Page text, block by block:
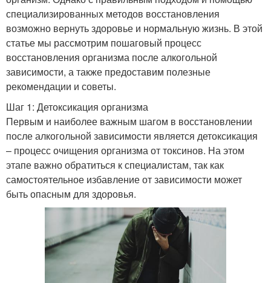
специализированных методов восстановления
возможно вернуть здоровье и нормальную жизнь. В этой
статье мы рассмотрим пошаговый процесс
восстановления организма после алкогольной
зависимости, а также предоставим полезные
рекомендации и советы.
Шаг 1: Детоксикация организма
Первым и наиболее важным шагом в восстановлении
после алкогольной зависимости является детоксикация
– процесс очищения организма от токсинов. На этом
этапе важно обратиться к специалистам, так как
самостоятельное избавление от зависимости может
быть опасным для здоровья.